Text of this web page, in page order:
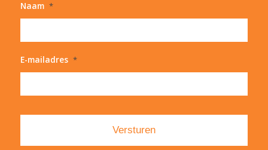
Naam *
E-mailadres *